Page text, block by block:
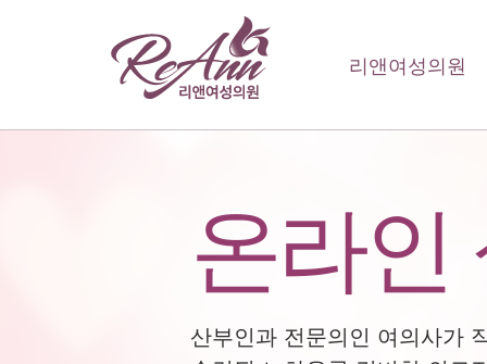
리앤여성의원
온라인
산부인과 전문의인 여의사가